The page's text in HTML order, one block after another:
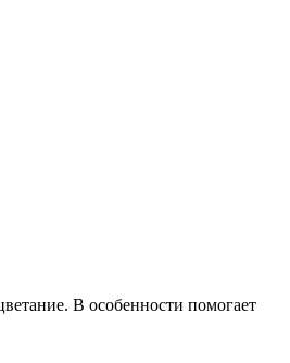
В особенности помогает